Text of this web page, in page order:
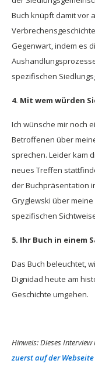
Buch knüpft damit vor
Gegenwart, indem es
spezifischen
4. Mit wem würden
Ich wünsche mir noch
Betroffenen über
sprechen. Leider kam
neues Treffen
der Buchpräsentation
Gryglewski über
spezifischen
5. Ihr Buch in einem
Das Buch beleuchtet,
Dignidad heute am
Geschichte umgehen.
Hinweis: Dieses
zuerst auf der